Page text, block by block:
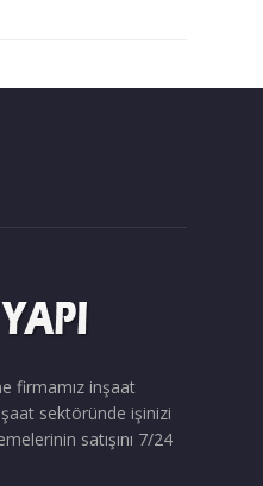
firmamız inşaat
sektöründe işinizi
satışını 7/24